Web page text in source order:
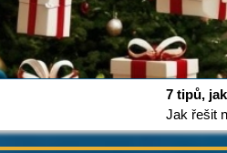
7 tipů,
Jak řešit